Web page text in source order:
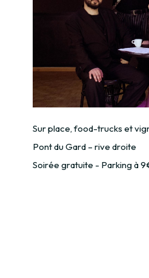
Sur place, food-trucks et
Pont du Gard – rive droite
Soirée gratuite - Parking à